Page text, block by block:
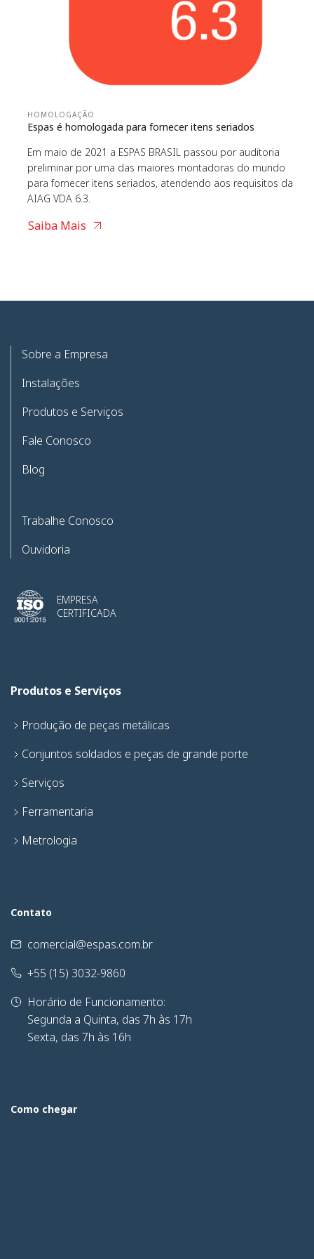
HOMOLOGAÇÃO
Espas é homologada para fornecer itens seriados
Em maio de 2021 a ESPAS BRASIL passou por auditoria
preliminar por uma das maiores montadoras do mundo
para fornecer itens seriados, atendendo aos requisitos da
AIAG VDA 6.3.
Saiba Mais
Sobre a Empresa
Instalações
Produtos e Serviços
Fale Conosco
Blog
Trabalhe Conosco
Ouvidoria
EMPRESA
CERTIFICADA
Produtos e Serviços
Produção de peças metálicas
Conjuntos soldados e peças de grande porte
Serviços
Ferramentaria
Metrologia
Contato
comercial@espas.com.br
+55 (15) 3032-9860
Horário de Funcionamento:
Segunda a Quinta, das 7h às 17h
Sexta, das 7h às 16h
Como chegar